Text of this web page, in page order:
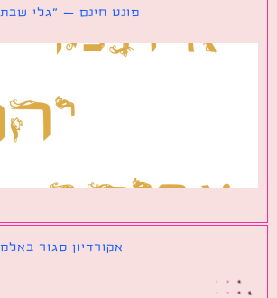
פונט חינם – ״גלי שבת שלום״
אקורדיון סגור באלמנטור